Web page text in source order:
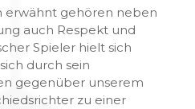
erwähnt gehören neben
auch Respekt und
Spieler hielt sich
durch sein
gegenüber unserem
zu einer